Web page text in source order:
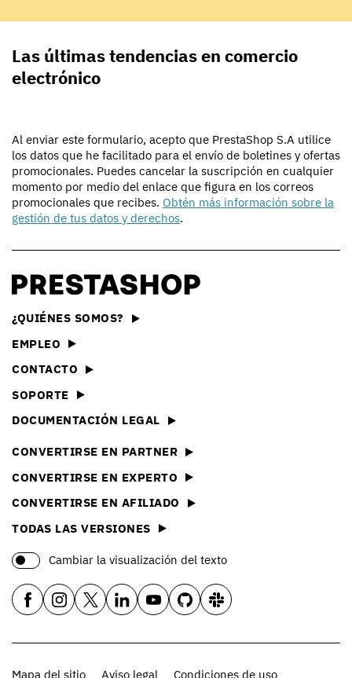
Las últimas tendencias en comercio
electrónico
Al enviar este formulario, acepto que PrestaShop S.A utilice
los datos que he facilitado para el envío de boletines y ofertas
promocionales. Puedes cancelar la suscripción en cualquier
momento por medio del enlace que figura en los correos
promocionales que recibes. Obtén más información sobre la
gestión de tus datos y derechos.
¿QUIÉNES SOMOS?
EMPLEO
CONTACTO
SOPORTE
DOCUMENTACIÓN LEGAL
CONVERTIRSE EN PARTNER
CONVERTIRSE EN EXPERTO
CONVERTIRSE EN AFILIADO
TODAS LAS VERSIONES
Cambiar la visualización del texto
Mapa del sitio Aviso legal Condiciones de uso